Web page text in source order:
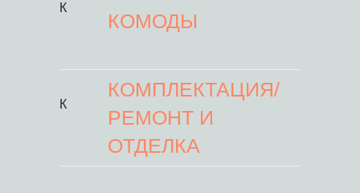
К
КОМОДЫ
К
КОМПЛЕКТАЦИЯ/
РЕМОНТ И
ОТДЕЛКА